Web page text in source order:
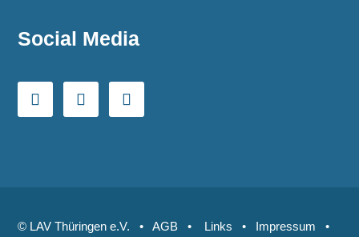
Social Media
© LAV Thüringen e.V. •AGB • Links • Impressum •